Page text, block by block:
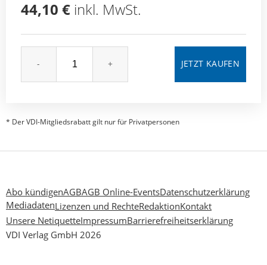
44,10 € inkl. MwSt.
- +
* Der VDI-Mitgliedsrabatt gilt nur für Privatpersonen
Abo kündigenAGBAGB Online-EventsDatenschutzerklärung
MediadatenLizenzen und RechteRedaktionKontakt
Unsere NetiquetteImpressumBarrierefreiheitserklärung
VDI Verlag GmbH 2026